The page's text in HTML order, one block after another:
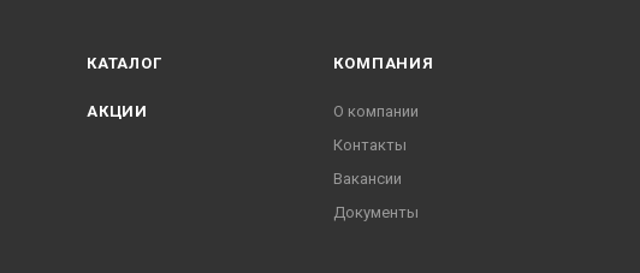
КАТАЛОГ
АКЦИИ
КОМПАНИЯ
О компании
Контакты
Вакансии
Документы